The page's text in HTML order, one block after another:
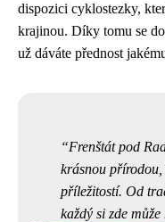
dispozici cyklostezky,
krajinou. Díky tomu se
už dáváte přednost
Frenštát pod
krásnou
příležitostí. Od
každý si zde